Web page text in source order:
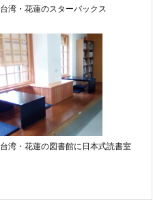
台湾・花蓮のスターバックス
台湾・花蓮の図書館に日本式読書室